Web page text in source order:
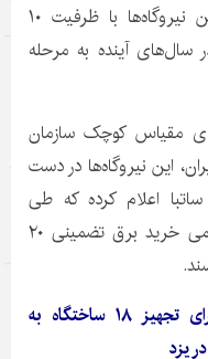
است و پیش‌بینی می‌شود یکی از این نیروگاه‌ها با ظرفیت ۱۰
سال‌های آینده به مرحله
مقیاس کوچک سازمان
این نیروگاه‌ها در دست
ساتبا اعلام کرده که طی
سال‌های آینده از محل قراردادهای قدیمی خرید برق تضمینی ۲۰
تجهیز ۱۸
ساختگاه به